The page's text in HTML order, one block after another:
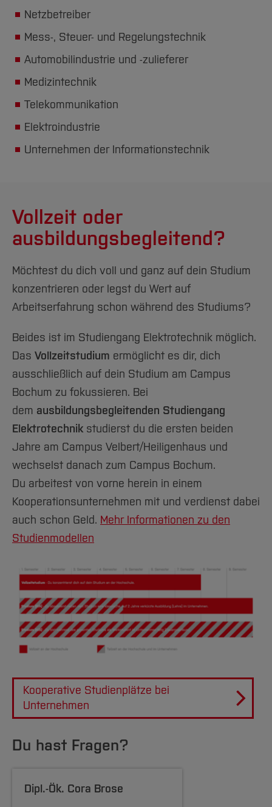
Netzbetreiber
Mess-, Steuer- und Regelungstechnik
Automobilindustrie und -zulieferer
Medizintechnik
Telekommunikation
Elektroindustrie
Unternehmen der Informationstechnik
Vollzeit oder
ausbildungsbegleitend?
Möchtest du dich voll und ganz auf dein Studium
konzentrieren oder legst du Wert auf
Arbeitserfahrung schon während des Studiums?
Beides ist im Studiengang Elektrotechnik möglich.
Das Vollzeitstudium ermöglicht es dir, dich
ausschließlich auf dein Studium am Campus
Bochum zu fokussieren. Bei
dem ausbildungsbegleitenden Studiengang
Elektrotechnik studierst du die ersten beiden
Jahre am Campus Velbert/Heiligenhaus und
wechselst danach zum Campus Bochum.
Du arbeitest von vorne herein in einem
Kooperationsunternehmen mit und verdienst dabei
auch schon Geld. Mehr Informationen zu den
Studienmodellen
Kooperative Studienplätze bei
Unternehmen
Du hast Fragen?
Dipl.-Ök. Cora Brose